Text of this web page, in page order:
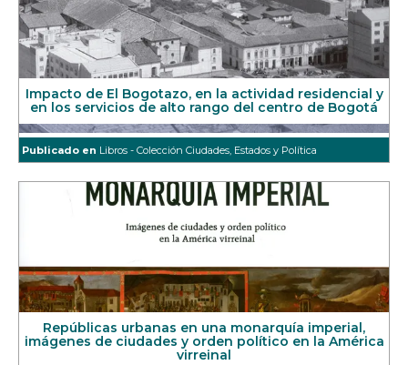
Impacto de El Bogotazo, en la actividad residencial y
en los servicios de alto rango del centro de Bogotá
Publicado en Libros - Colección Ciudades, Estados y Política
Repúblicas urbanas en una monarquía imperial,
imágenes de ciudades y orden político en la América
virreinal